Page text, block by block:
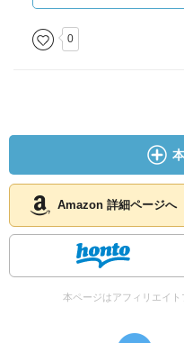
0
Amazon 詳細ページへ
本ページはアフィリエイ